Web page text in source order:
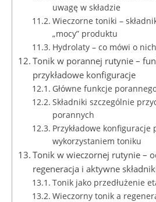
uwagę w składzie
Wieczorne toniki –
„mocy” produktu
Hydrolaty – co mówi o
Tonik w porannej rutynie –
przykładowe konfiguracje
Główne funkcje
Składniki szczególnie
porannych
Przykładowe konfiguracje
wykorzystaniem toniku
Tonik w wieczornej rutynie –
regeneracja i aktywne
Tonik jako przedłużenie
Wieczorny tonik a